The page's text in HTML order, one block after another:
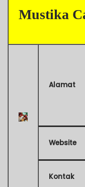
Mustika
Alamat
Website
Kontak